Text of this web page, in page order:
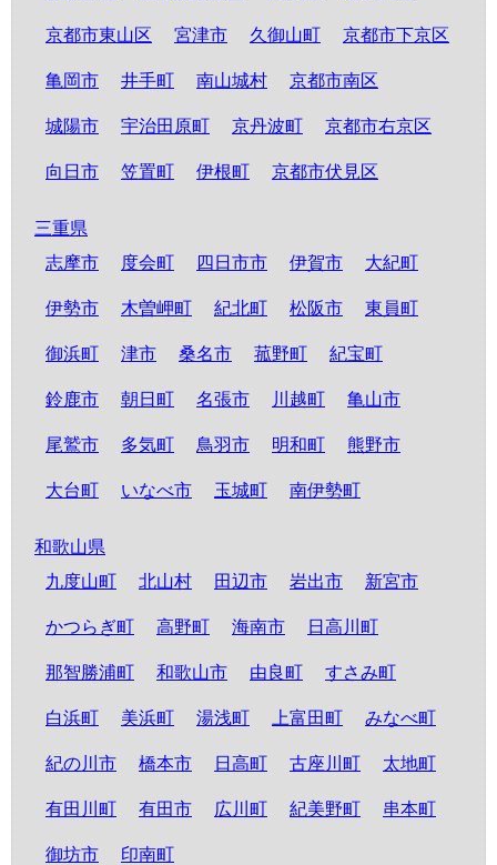
京都市東山区 宮津市 久御山町 京都市下京区
亀岡市 井手町 南山城村 京都市南区
城陽市 宇治田原町 京丹波町 京都市右京区
向日市 笠置町 伊根町 京都市伏見区
三重県
志摩市
度会町 四日市市 伊賀市 大紀町
伊勢市 木曽岬町 紀北町 松阪市 東員町
御浜町 津市 桑名市 菰野町 紀宝町
鈴鹿市 朝日町 名張市 川越町 亀山市
尾鷲市 多気町 鳥羽市 明和町 熊野市
大台町 いなべ市 玉城町 南伊勢町
和歌山県
九度山町
北山村 田辺市 岩出市 新宮市
かつらぎ町 高野町 海南市 日高川町
那智勝浦町 和歌山市 由良町 すさみ町
白浜町 美浜町 湯浅町 上富田町 みなべ町
紀の川市 橋本市 日高町 古座川町 太地町
有田川町 有田市 広川町 紀美野町 串本町
御坊市 印南町